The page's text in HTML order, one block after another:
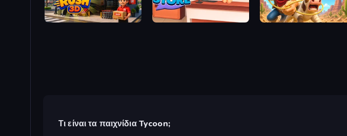
Shop Rush 3D My Phone Store Cowboy Lasso Master
Τι είναι τα παιχνίδια Tycoon;